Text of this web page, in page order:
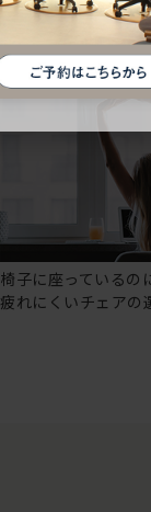
椅子に座っているの
疲れにくいチェアの